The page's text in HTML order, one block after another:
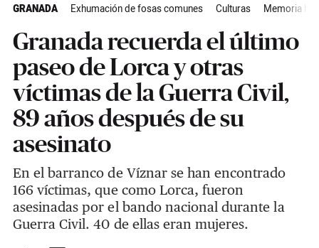
GRANADA Exhumación de fosas comunes Culturas Memoria
Granada recuerda el último
paseo de Lorca y otras
víctimas de la Guerra Civil,
89 años después de su
asesinato
En el barranco de Víznar se han encontrado
166 víctimas, que como Lorca, fueron
asesinadas por el bando nacional durante la
Guerra Civil. 40 de ellas eran mujeres.